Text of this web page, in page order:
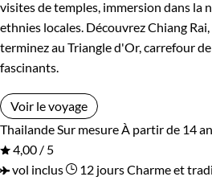
visites de temples, immersion dans la
ethnies locales. Découvrez Chiang
terminez au Triangle d'Or, carrefour
fascinants.
Voir le voyage
Thailande Sur mesure À partir de 14
4,00 / 5
vol inclus
12 joursCharme et